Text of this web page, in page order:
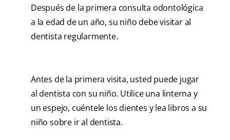
Después de la primera consulta odontológica
a la edad de un año, su niño debe visitar al
dentista regularmente.
Antes de la primera visita, usted puede jugar
al dentista con su niño. Utilice una linterna y
un espejo, cuéntele los dientes y lea libros a su
niño sobre ir al dentista.